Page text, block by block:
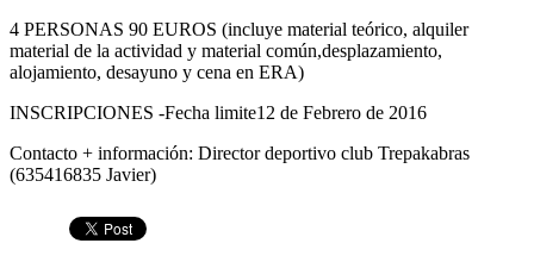
4 PERSONAS 90 EUROS (incluye material teórico, alquiler
material de la actividad y material común,desplazamiento,
alojamiento, desayuno y cena en ERA)
INSCRIPCIONES -Fecha limite12 de Febrero de 2016
Contacto + información: Director deportivo club Trepakabras
(635416835 Javier)